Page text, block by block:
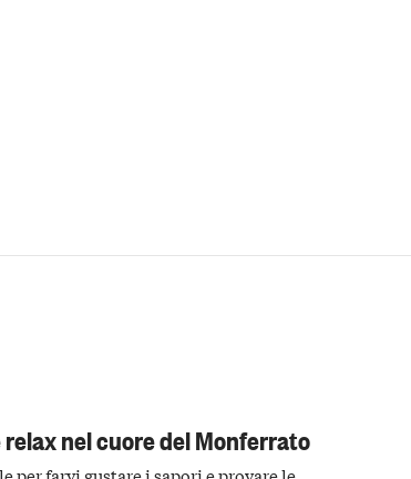
relax nel cuore del Monferrato